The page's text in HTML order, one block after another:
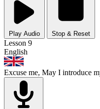
Play Audio Stop & Reset
Lesson 9
English
Excuse me, May I introduce